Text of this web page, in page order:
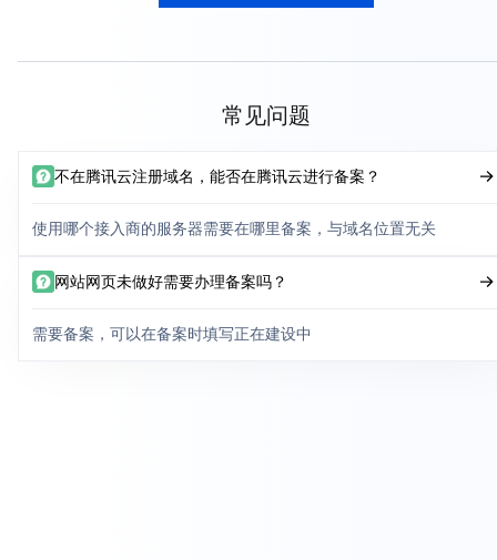
常见问题
不在腾讯云注册域名，能否在腾讯云进行备案？
使用哪个接入商的服务器需要在哪里备案，与域名位置无关
网站网页未做好需要办理备案吗？
需要备案，可以在备案时填写正在建设中